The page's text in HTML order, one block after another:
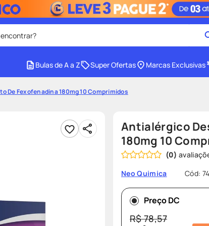
4º tadalafila
8º desodorante
teste gravidez
Bulas de A a Z Super Ofertas Marcas Exclusivas
De Fexofenadina 180mg 10 Comprimidos
Antialérgico
180mg 10
(0)
Neo Quimica
Cód:
Preço DC
R$78,57